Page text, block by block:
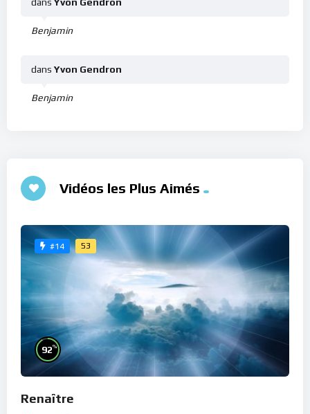
Benjamin
dans Yvon Gendron
Benjamin
dans Yvon Gendron
Vidéos les Plus Aimés
#14 53
92%
Renaître